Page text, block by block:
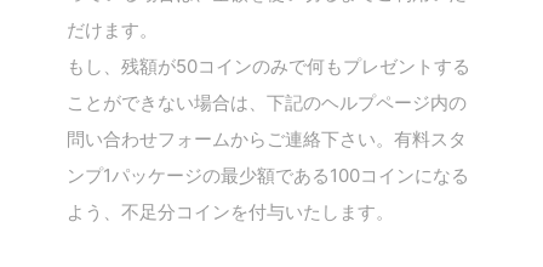
だけます。
もし、残額が50コインのみで何もプレゼントする
ことができない場合は、下記のヘルプページ内の
問い合わせフォームからご連絡下さい。有料スタ
ンプ1パッケージの最少額である100コインになる
よう、不足分コインを付与いたします。